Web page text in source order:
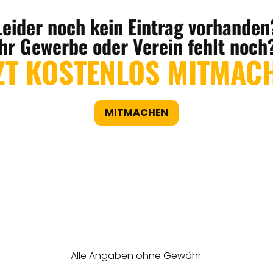
noch kein Eintrag
Gewerbe oder Verein fehlt
KOSTENLOS
MITMACHEN